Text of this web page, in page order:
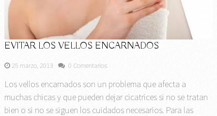
EVITAR LOS VELLOS ENCARNADOS
25 marzo, 2013 0 Comentarios
Los vellos encarnados son un problema que afecta a
muchas chicas y que pueden dejar cicatrices si no se tratan
bien o si no se siguen los cuidados necesarios. Para las